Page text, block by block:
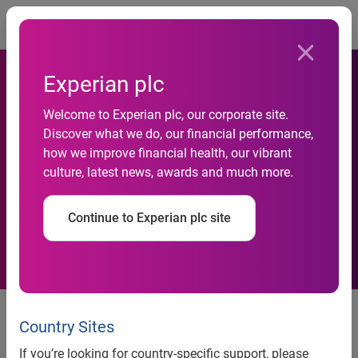
Experian plc
Welcome to Experian plc, our corporate site.
Discover what we do, our financial performance,
how we improve financial health, our vibrant
culture, latest news, awards and much more.
Continue to Experian plc site
Country Sites
If you’re looking for country-specific support, please
Serasa Experian Hitwise
participa de Web Expo
Forum 2011
Serasa Experian Hitwise participa
de Web Expo Forum 2011